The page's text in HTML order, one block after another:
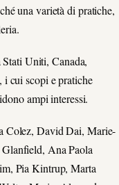
una varietà di pratiche,
Uniti, Canada,
i cui scopi e pratiche
ampi interessi.
Colez, David Dai, Marie-
Ana Paola
Pia Kintrup, Marta